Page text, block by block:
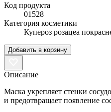
Код продукта
01528
Категория косметики
Купероз розацеа
Добавить в корзину
Описание
Маска укрепляет стенки
и предотвращает появление